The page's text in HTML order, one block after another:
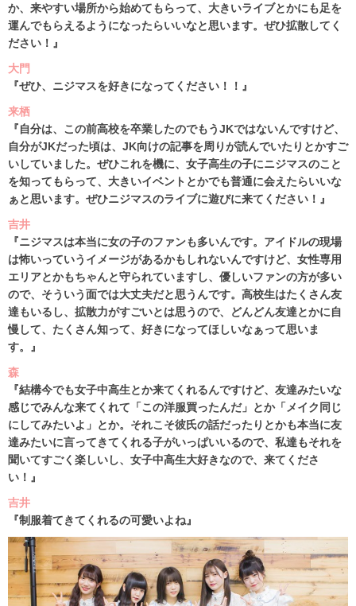
か、来やすい場所から始めてもらって、大きいライブとかにも足を
運んでもらえるようになったらいいなと思います。ぜひ拡散してく
ださい！』
大門
『ぜひ、ニジマスを好きになってください！！』
来栖
『自分は、この前高校を卒業したのでもうJKではないんですけど、
自分がJKだった頃は、JK向けの記事を周りが読んでいたりとかすご
いしていました。ぜひこれを機に、女子高生の子にニジマスのこと
を知ってもらって、大きいイベントとかでも普通に会えたらいいな
ぁと思います。ぜひニジマスのライブに遊びに来てください！』
吉井
『ニジマスは本当に女の子のファンも多いんです。アイドルの現場
は怖いっていうイメージがあるかもしれないんですけど、女性専用
エリアとかもちゃんと守られていますし、優しいファンの方が多い
ので、そういう面では大丈夫だと思うんです。高校生はたくさん友
達もいるし、拡散力がすごいとは思うので、どんどん友達とかに自
慢して、たくさん知って、好きになってほしいなぁって思いま
す。』
森
『結構今でも女子中高生とか来てくれるんですけど、友達みたいな
感じでみんな来てくれて「この洋服買ったんだ」とか「メイク同じ
にしてみたいよ」とか。それこそ彼氏の話だったりとかも本当に友
達みたいに言ってきてくれる子がいっぱいいるので、私達もそれを
聞いてすごく楽しいし、女子中高生大好きなので、来てくださ
い！』
吉井
『制服着てきてくれるの可愛いよね』